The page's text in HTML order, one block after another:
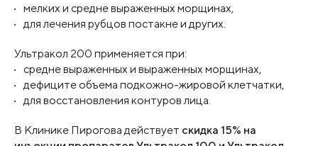
мелких и средне выраженных морщинах,
для лечения рубцов постакне и других.
Ультракол 200 применяется при:
средне выраженных и выраженных морщинах,
дефиците объема подкожно-жировой клетчатки,
для восстановления контуров лица.
В Клинике Пирогова действует скидка 15% на